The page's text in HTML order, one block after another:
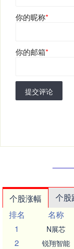
你的昵称*
你的邮箱*
提交评论
个股涨幅 个股
排名
名称
1
N展芯
2 锐翔智能